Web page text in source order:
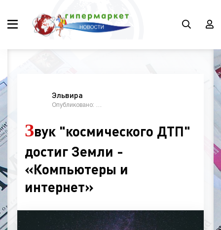
Эльвира
Звук "космического ДТП"
достиг Земли -
«Компьютеры и
интернет»